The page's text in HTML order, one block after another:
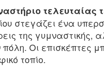
τελευταίας
στεγάζει ένα
της γυμναστικής,
πόλη. Οι επισκέπτες
τοπίο.